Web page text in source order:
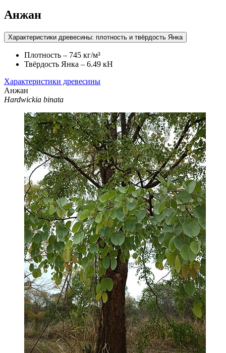
Анжан
Характеристики древесины: плотность и твёрдость Янка
Плотность – 745 кг/м³
Твёрдость Янка – 6.49 кН
Характеристики древесины
Анжан
Hardwickia binata